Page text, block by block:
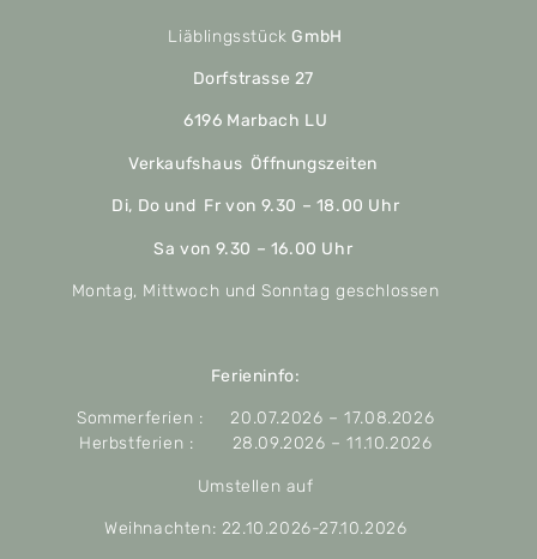
Liäblingsstück GmbH
Dorfstrasse 27
6196 Marbach LU
Verkaufshaus Öffnungszeiten
Di, Do und Fr von 9.30 – 18.00 Uhr
Sa von 9.30 – 16.00 Uhr
Montag, Mittwoch und Sonntag geschlossen
Ferieninfo:
Sommerferien : 20.07.2026 – 17.08.2026
Herbstferien : 28.09.2026 – 11.10.2026
Umstellen auf
Weihnachten: 22.10.2026-27.10.2026